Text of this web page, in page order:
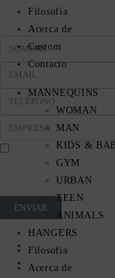
Filosofía
Acerca de
Custom
Contacto
MANNEQUINS
WOMAN
MAN
KIDS &
GYM
URBAN
TEEN
ANIMALS
HANGERS
Filosofía
Acerca de
En cumplimiento del Reglamento
información sobre nuestra política
ENVIAR